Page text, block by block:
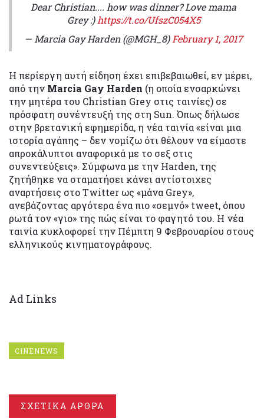
Dear Christian.... how was dinner? Love mama
Grey :)https://t.co/UfszC054X5
— Marcia Gay Harden (@MGH_8)February 1, 2017
Η περίεργη αυτή είδηση έχει επιβεβαιωθεί, εν μέρει,
από την Marcia Gay Harden (η οποία ενσαρκώνει
την μητέρα του Christian Grey στις ταινίες) σε
πρόσφατη συνέντευξή της στη Sun. Όπως δήλωσε
στην βρετανική εφημερίδα, η νέα ταινία «είναι μια
ιστορία αγάπης – δεν νομίζω ότι θέλουν να είμαστε
απροκάλυπτοι αναφορικά με το σεξ στις
συνεντεύξεις». Σύμφωνα με την Harden, της
ζητήθηκε να σταματήσει κάνει αντίστοιχες
αναρτήσεις στο Twitter ως «μάνα Grey»,
ανεβάζοντας αργότερα ένα πιο «σεμνό» tweet, όπου
ρωτά τον «γιο» της πώς είναι το φαγητό του. Η νέα
ταινία κυκλοφορεί την Πέμπτη 9 Φεβρουαρίου στους
ελληνικούς κινηματογράφους.
Ad Links
CINENEWS
ΣΧΕΤΙΚΑ ΑΡΘΡΑ